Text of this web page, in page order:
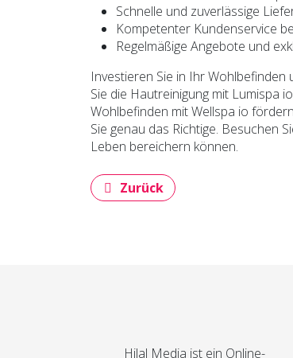
Schnelle und zuverlässige
Kompetenter Kundenservice
Regelmäßige Angebote und
Investieren Sie in Ihr
Sie die Hautreinigung mit Lumispa
Wohlbefinden mit Wellspa io
Sie genau das Richtige. Besuchen
Leben bereichern können.
Vorheriger Beitrag:
Zurück
Hilal Media ist ein Online-